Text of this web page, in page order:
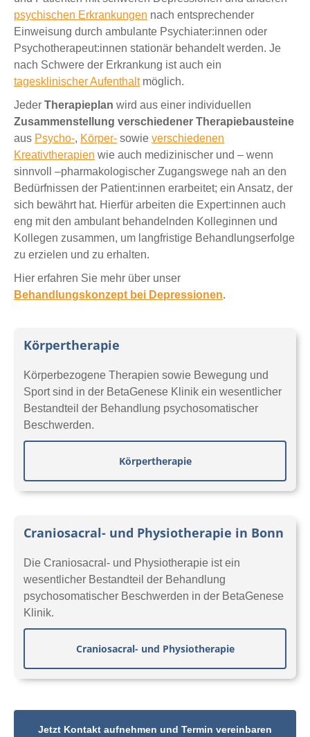
psychischen Erkrankungen nach entsprechender
Einweisung durch ambulante Psychiater:innen oder
Psychotherapeut:innen stationär behandelt werden. Je
nach Schwere der Erkrankung ist auch ein
tagesklinischer Aufenthaltmöglich.
Jeder Therapieplan wird aus einer individuellen
Zusammenstellung verschiedener Therapiebausteine
aus Psycho-, Körper- sowie verschiedenen
Kreativtherapien wie auch medizinischer und – wenn
sinnvoll –pharmakologischer Zugangswege nah an den
Bedürfnissen der Patient:innen erarbeitet; ein Ansatz, der
sich bewährt hat. Hierfür arbeiten die Expert:innen auch
eng mit den ambulant behandelnden Kolleginnen und
Kollegen zusammen, um langfristige Behandlungserfolge
zu erzielen und zu erhalten.
Hier erfahren Sie mehr über unser
Behandlungskonzept bei Depressionen.
Körpertherapie
Körperbezogene Therapien sowie Bewegung und
Sport sind in der BetaGenese Klinik ein wesentlicher
Bestandteil der Behandlung psychosomatischer
Beschwerden.
Körpertherapie
Craniosacral- und Physiotherapie in Bonn
Die Craniosacral- und Physiotherapie ist ein
wesentlicher Bestandteil der Behandlung
psychosomatischer Beschwerden in der BetaGenese
Klinik.
Craniosacral- und Physiotherapie
Jetzt Kontakt aufnehmen und Termin vereinbaren